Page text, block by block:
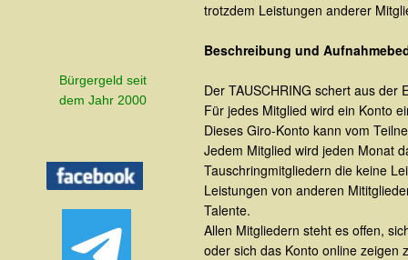
Bürgergeld seit
dem Jahr 2000
trotzdem Leistungen anderer
Beschreibung und
Der TAUSCHRING schert aus der
Für jedes Mitglied wird ein Konto
Dieses Giro-Konto kann vom
Jedem Mitglied wird jeden Monat
Tauschringmitgliedern die keine
Leistungen von anderen
Talente.
Allen Mitgliedern steht es offen,
oder sich das Konto online zeigen